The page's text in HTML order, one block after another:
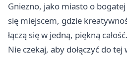
Gniezno, jako miasto o
się miejscem, gdzie
łączą się w jedną, piękną całość.
Nie czekaj, aby dołączyć do